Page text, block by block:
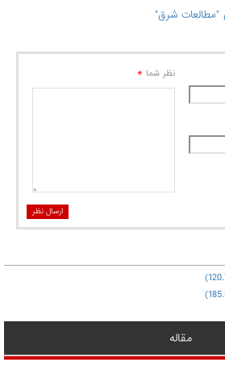
نظر شما *
ارسال نظر
مقاله